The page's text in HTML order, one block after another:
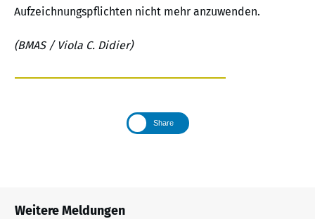
Aufzeichnungspflichten nicht mehr anzuwenden.
(BMAS / Viola C. Didier)
Share
Weitere Meldungen